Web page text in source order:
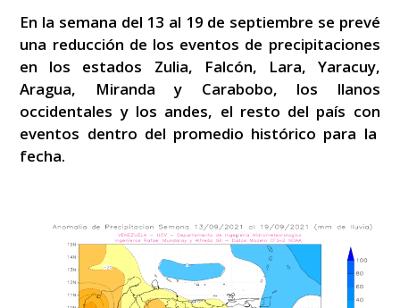
En la semana del 13 al 19 de septiembre se prevé
una reducción de los eventos de precipitaciones
en los estados Zulia, Falcón, Lara, Yaracuy,
Aragua, Miranda y Carabobo, los llanos
occidentales y los andes, el resto del país con
eventos dentro del promedio histórico para la
fecha.